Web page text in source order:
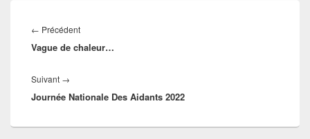
de
l’article
← PrécédentArticle
précédent :
Vague de chaleur…
Suivant →
suivant :
Journée Nationale Des Aidants 2022